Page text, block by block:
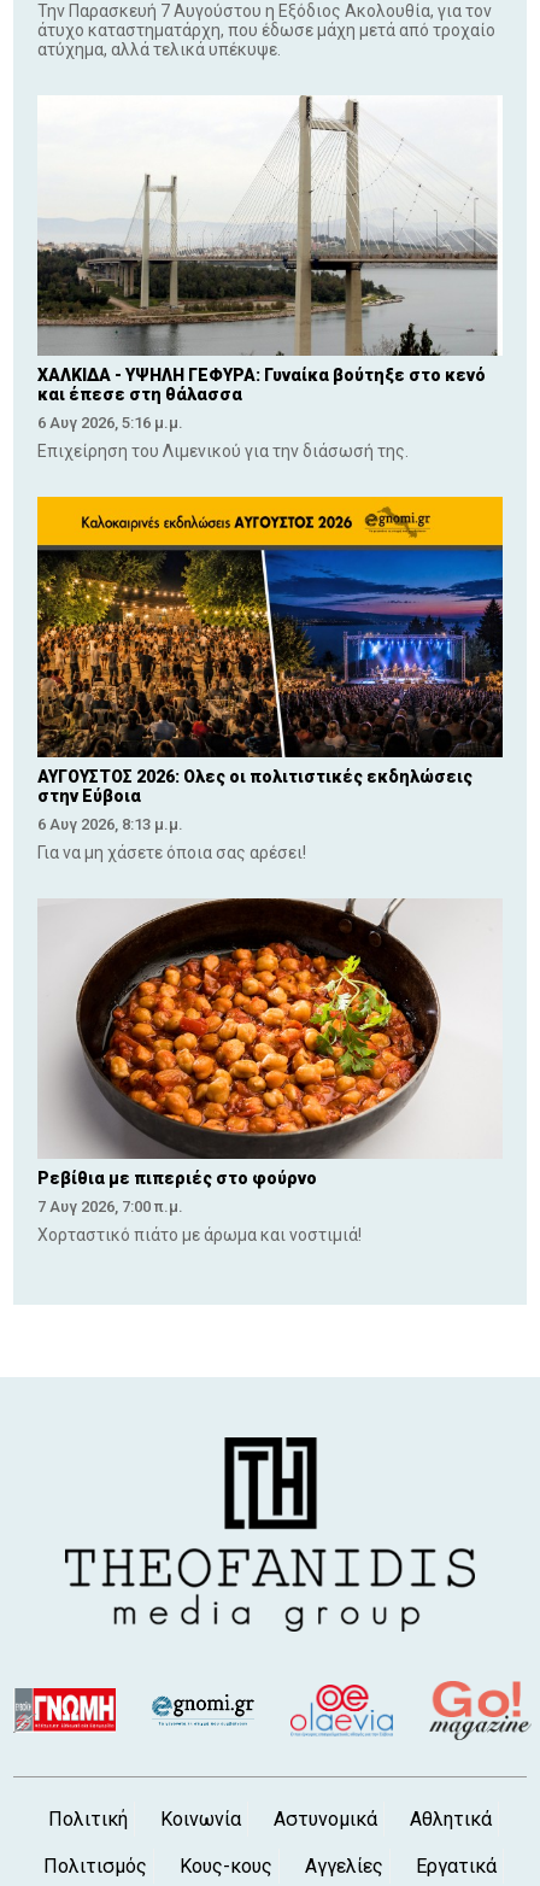
Την Παρασκευή 7 Αυγούστου η Εξόδιος Ακολουθία, για τον
άτυχο καταστηματάρχη, που έδωσε μάχη μετά από τροχαίο
ατύχημα, αλλά τελικά υπέκυψε.
ΧΑΛΚΙΔΑ - ΥΨΗΛΗ ΓΕΦΥΡΑ: Γυναίκα βούτηξε στο κενό
και έπεσε στη θάλασσα
6 Αυγ 2026, 5:16 μ.μ.
Επιχείρηση του Λιμενικού για την διάσωσή της.
ΑΥΓΟΥΣΤΟΣ 2026: Ολες οι πολιτιστικές εκδηλώσεις
στην Εύβοια
6 Αυγ 2026, 8:13 μ.μ.
Για να μη χάσετε όποια σας αρέσει!
Ρεβίθια με πιπεριές στο φούρνο
7 Αυγ 2026, 7:00 π.μ.
Χορταστικό πιάτο με άρωμα και νοστιμιά!
Πολιτική Κοινωνία Αστυνομικά Αθλητικά
Πολιτισμός Κους-κους Αγγελίες Εργατικά